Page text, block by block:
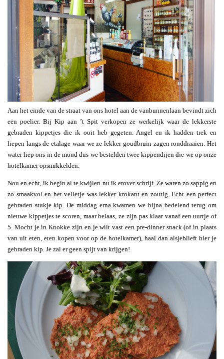
Aan het einde van de straat van ons hotel aan de vanbunnenlaan bevindt zich
een poelier. Bij Kip aan ’t Spit verkopen ze werkelijk waar de lekkerste
gebraden kippetjes die ik ooit heb gegeten. Angel en ik hadden trek en
liepen langs de etalage waar we ze lekker goudbruin zagen ronddraaien. Het
water liep ons in de mond dus we bestelden twee kippendijen die we op onze
hotelkamer opsmikkelden.
Nou en echt, ik begin al te kwijlen nu ik erover schrijf. Ze waren zo sappig en
zo smaakvol en het velletje was lekker krokant en zoutig. Echt een perfect
gebraden stukje kip. De middag erna kwamen we bijna bedelend terug om
nieuwe kippetjes te scoren, maar helaas, ze zijn pas klaar vanaf een uurtje of
5. Mocht je in Knokke zijn en je wilt vast een pre-dinner snack (of in plaats
van uit eten, eten kopen voor op de hotelkamer), haal dan alsjeblieft hier je
gebraden kip. Je zal er geen spijt van krijgen!